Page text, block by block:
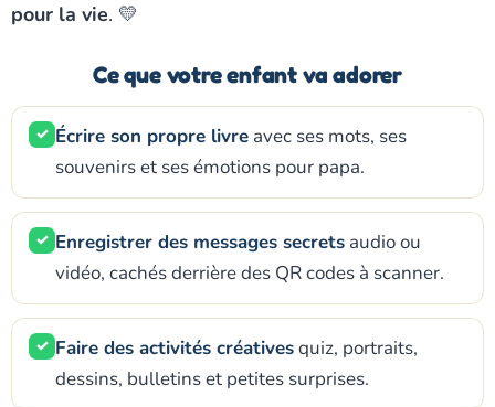
pour la vie. 💛
Ce que votre enfant va adorer
✓ Écrire son propre livre avec ses mots, ses
souvenirs et ses émotions pour papa.
✓ Enregistrer des messages secrets audio ou
vidéo, cachés derrière des QR codes à scanner.
✓ Faire des activités créativesquiz, portraits,
dessins, bulletins et petites surprises.